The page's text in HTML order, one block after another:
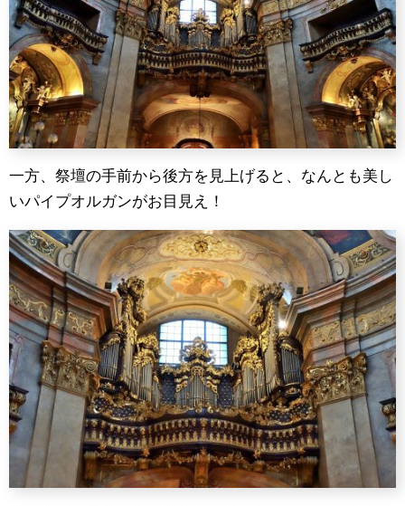
一方、祭壇の手前から後方を見上げると、なんとも美し
いパイプオルガンがお目見え！